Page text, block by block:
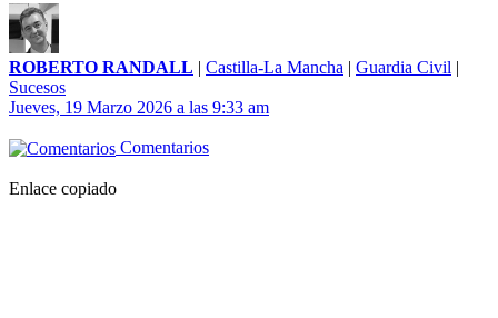
ROBERTO RANDALL | Castilla-La Mancha | Guardia Civil |
Sucesos
Jueves, 19 Marzo 2026 a las 9:33 am
Comentarios
Enlace copiado